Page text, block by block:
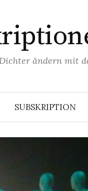
ändern mit
SUBSKRIPTION